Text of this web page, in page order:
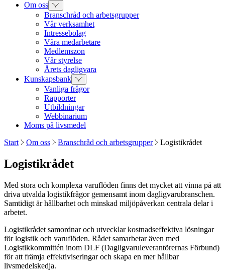
Om oss
Branschråd och arbetsgrupper
Vår verksamhet
Intressebolag
Våra medarbetare
Medlemszon
Vår styrelse
Årets dagligvara
Kunskapsbank
Vanliga frågor
Rapporter
Utbildningar
Webbinarium
Moms på livsmedel
Start
Om oss Branschråd och arbetsgrupper Logistikrådet
Logistikrådet
Med stora och komplexa varuflöden finns det mycket att vinna på att
driva utvalda logistikfrågor gemensamt inom dagligvarubranschen.
Samtidigt är hållbarhet och minskad miljöpåverkan centrala delar i
arbetet.
Logistikrådet samordnar och utvecklar kostnadseffektiva lösningar
för logistik och varuflöden. Rådet samarbetar även med
Logistikkommittén inom DLF (Dagligvaruleverantörernas Förbund)
för att främja effektiviseringar och skapa en mer hållbar
livsmedelskedja.